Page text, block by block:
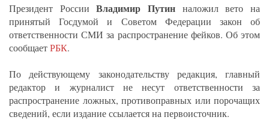
Президент РоссииВладимир Путин наложил вето на
принятый Госдумой и Советом Федерации закон об
ответственности СМИ за распространение фейков. Об этом
сообщаетРБК.
По действующему законодательству редакция, главный
редактор и журналист не несут ответственности за
распространение ложных, противоправных или порочащих
сведений, если издание ссылается на первоисточник.